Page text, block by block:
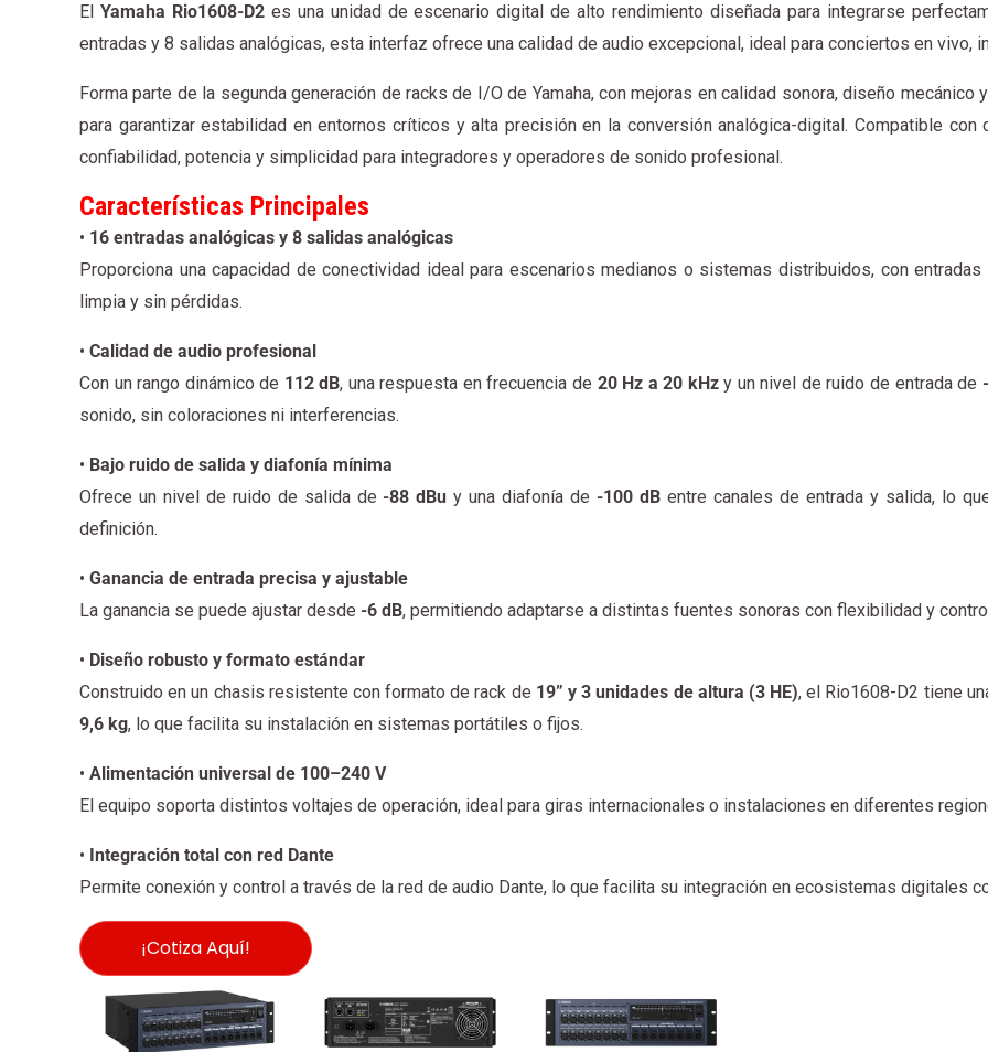
El Yamaha Rio1608-D2es una unidad de escenario digital de alto rendimiento diseñada para integrarse
entradas y 8 salidas analógicas, esta interfaz ofrece una calidad de audio excepcional, ideal para conciertos en
Forma parte de la segunda generación de racks de I/O de Yamaha, con mejoras en calidad sonora, diseño
para garantizar estabilidad en entornos críticos y alta precisión en la conversión analógica-digital. Compatible con
confiabilidad, potencia y simplicidad para integradores y operadores de sonido profesional.
Características Principales
• 16 entradas analógicas y 8 salidas analógicas
Proporciona una capacidad de conectividad ideal para escenarios medianos o sistemas distribuidos, con
limpia y sin pérdidas.
• Calidad de audio profesional
Con un rango dinámico de 112 dB, una respuesta en frecuencia de 20 Hz a 20 kHzy un nivel de ruido de entrada de
sonido, sin coloraciones ni interferencias.
• Bajo ruido de salida y diafonía mínima
Ofrece un nivel de ruido de salida de -88 dBu y una diafonía de -100 dB entre canales de entrada y salida, lo
definición.
• Ganancia de entrada precisa y ajustable
La ganancia se puede ajustar desde -6 dB, permitiendo adaptarse a distintas fuentes sonoras con flexibilidad y
• Diseño robusto y formato estándar
Construido en un chasis resistente con formato de rack de 19” y 3 unidades de altura (3 HE), el Rio1608-D2 tiene
9,6 kg, lo que facilita su instalación en sistemas portátiles o fijos.
• Alimentación universal de 100–240 V
El equipo soporta distintos voltajes de operación, ideal para giras internacionales o instalaciones en diferentes
• Integración total con red Dante
Permite conexión y control a través de la red de audio Dante, lo que facilita su integración en ecosistemas digitales
¡Cotiza Aquí!